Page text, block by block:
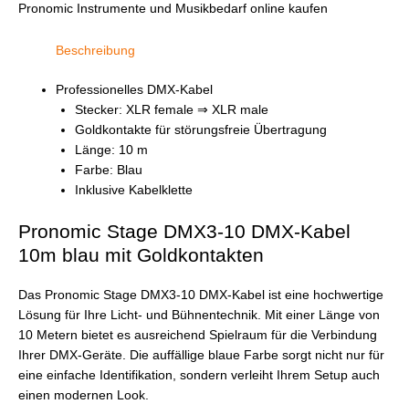
Pronomic Instrumente und Musikbedarf online kaufen
Beschreibung
Professionelles DMX-Kabel
Stecker: XLR female ⇒ XLR male
Goldkontakte für störungsfreie Übertragung
Länge: 10 m
Farbe: Blau
Inklusive Kabelklette
Pronomic Stage DMX3-10 DMX-Kabel
10m blau mit Goldkontakten
Das Pronomic Stage DMX3-10 DMX-Kabel ist eine hochwertige
Lösung für Ihre Licht- und Bühnentechnik. Mit einer Länge von
10 Metern bietet es ausreichend Spielraum für die Verbindung
Ihrer DMX-Geräte. Die auffällige blaue Farbe sorgt nicht nur für
eine einfache Identifikation, sondern verleiht Ihrem Setup auch
einen modernen Look.